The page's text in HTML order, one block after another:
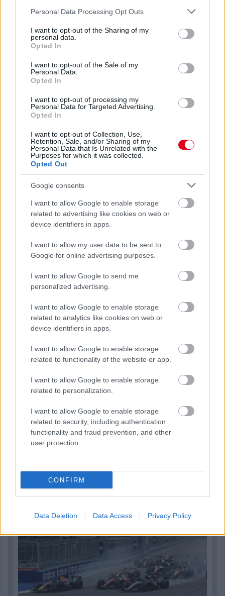
Please note that this website/app uses one or more Google
not limited to your visit or usage behaviour. You may click to
grant or deny consent to Google and its third-party tags to
use your data for below specified purposes in below Google
consent section.
Personal Data Processing Opt Outs
I want to opt-out of the Sharing of my
personal data.
Opted In
I want to opt-out of the Sale of my
Personal Data.
Opted In
I want to opt-out of processing my
Personal Data for Targeted Advertising.
Opted In
I want to opt-out of Collection, Use,
Retention, Sale, and/or Sharing of my
Personal Data that Is Unrelated with the
Purposes for which it was collected.
Opted Out
Google consents
I want to allow Google to enable storage
related to advertising like cookies on web or
device identifiers in apps.
I want to allow my user data to be sent to
Google for online advertising purposes.
I want to allow Google to send me
personalized advertising.
I want to allow Google to enable storage
related to analytics like cookies on web or
device identifiers in apps.
I want to allow Google to enable storage
related to functionality of the website or app.
I want to allow Google to enable storage
related to personalization.
I want to allow Google to enable storage
related to security, including authentication
functionality and fraud prevention, and other
user protection.
CONFIRM
Data Deletion Data Access Privacy Policy
21 órája
MotoGP: Bezzecchi közel egy másodpercet javított a
körrekordon
22 órája
Bullhoz?
1 napja
Óriási bevétel-visszaesést könyvelhetett el az F1 a
második negyedévben